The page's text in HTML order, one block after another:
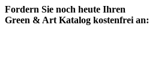
Fordern Sie noch heute Ihren
Green & Art Katalog kostenfrei an: